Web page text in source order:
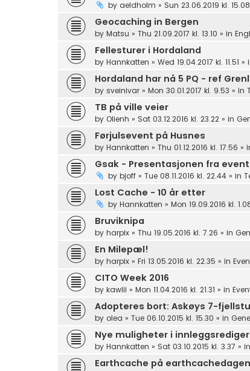
by aeldholm » Sun 23.06.2019 kl. 15.08
Geocaching in Bergen
by Matsu » Thu 21.09.2017 kl. 13.10 » in
Fellesturer i Hordaland
by Hannkatten » Wed 19.04.2017 kl. 11.51 »
Hordaland har nå 5 PQ - ref
by sveinivar » Mon 30.01.2017 kl. 9.53 » in
TB på ville veier
by Olienh » Sat 03.12.2016 kl. 23.22 » in
Førjulsevent på Husnes
by Hannkatten » Thu 01.12.2016 kl. 17.56 »
Gsak - Presentasjonen fra
by bjoff » Tue 08.11.2016 kl. 22.44 » in
Lost Cache - 10 år etter
by Hannkatten » Mon 19.09.2016 kl.
Bruviknipa
by harpix » Thu 19.05.2016 kl. 7.26 » in
En Milepæl!
by harpix » Fri 13.05.2016 kl. 22.35 » in
CITO Week 2016
by kawlii » Mon 11.04.2016 kl. 21.31 » in
Adopteres bort: Askøys 7-
by olea » Tue 06.10.2015 kl. 15.30 » in
Nye muligheter i
by Hannkatten » Sat 03.10.2015 kl. 3.37 » in
Earthcache på earthcachedagen